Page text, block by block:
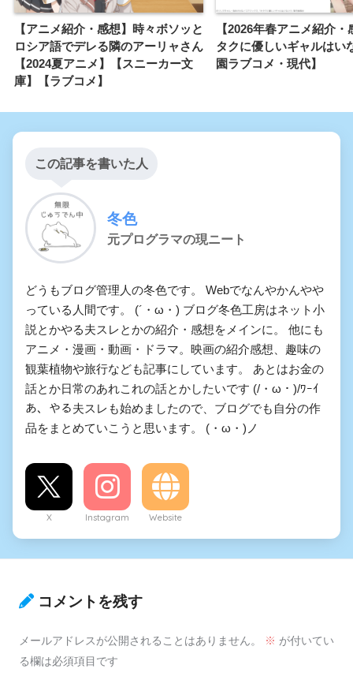
【アニメ紹介・感想】時々ボソッと
ロシア語でデレる隣のアーリャさん
【2024夏アニメ】【スニーカー文
庫】【ラブコメ】
【2026年春アニメ紹介・
タクに優しいギャルはい
園ラブコメ・現代】
この記事を書いた人
冬色
元プログラマの現ニート
どうもブログ管理人の冬色です。 Webでなんやかんやや
っている人間です。 (´・ω・) ブログ冬色工房はネット小
説とかやる夫スレとかの紹介・感想をメインに。 他にも
アニメ・漫画・動画・ドラマ。映画の紹介感想、趣味の
観葉植物や旅行なども記事にしています。 あとはお金の
話とか日常のあれこれの話とかしたいです (/・ω・)/ﾜｰｲ
あ、やる夫スレも始めましたので、ブログでも自分の作
品をまとめていこうと思います。 (・ω・)ノ
X Instagram Website
コメントを残す
メールアドレスが公開されることはありません。 ※ が付いてい
る欄は必須項目です